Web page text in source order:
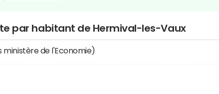
par habitant de Hermival-les-Vaux
ministère de l'Economie)